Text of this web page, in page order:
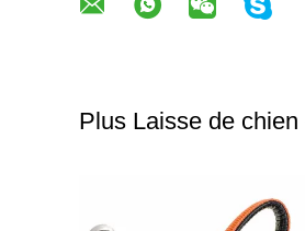
Plus Laisse de chien